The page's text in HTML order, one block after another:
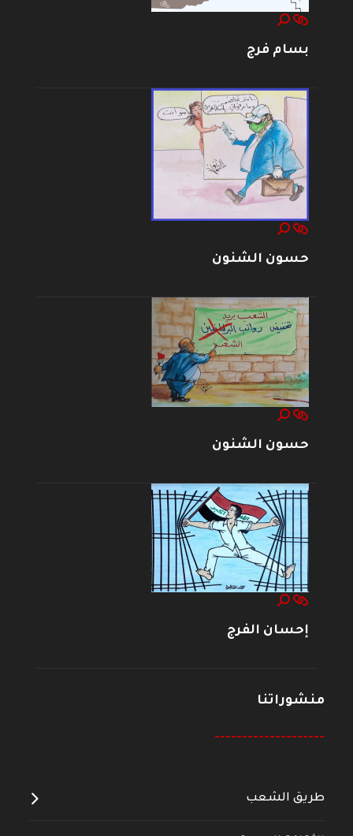
بسام فرج
حسون الشنون
حسون الشنون
إحسان الفرج
منشوراتنا
--------------------
طريق الشعب